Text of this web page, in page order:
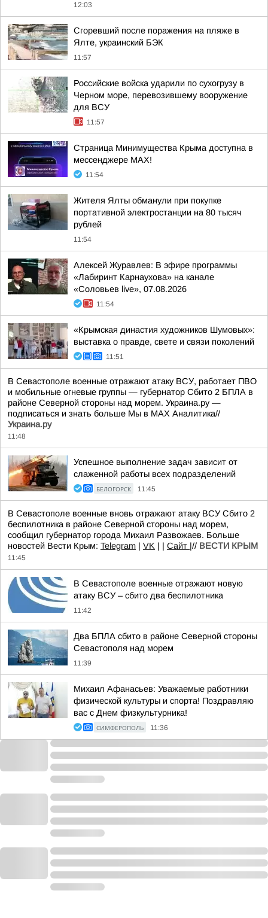
12:03
Сгоревший после поражения на пляже в
Ялте, украинский БЭК
11:57
Российские войска ударили по сухогрузу в
Черном море, перевозившему вооружение
для ВСУ
11:57
Страница Минимущества Крыма доступна в
мессенджере МАХ!
11:54
Жителя Ялты обманули при покупке
портативной электростанции на 80 тысяч
рублей
11:54
Алексей Журавлев: В эфире программы
«Лабиринт Карнаухова» на канале
«Соловьев live», 07.08.2026
11:54
«Крымская династия художников Шумовых»:
выставка о правде, свете и связи поколений
11:51
В Севастополе военные отражают атаку ВСУ, работает ПВО
и мобильные огневые группы — губернатор Сбито 2 БПЛА в
районе Северной стороны над морем. Украина.ру —
подписаться и знать больше Мы в MAX Аналитика//
Украина.ру
11:48
Успешное выполнение задач зависит от
слаженной работы всех подразделений
БЕЛОГОРСК 11:45
В Севастополе военные вновь отражают атаку ВСУ Сбито 2
беспилотника в районе Северной стороны над морем,
сообщил губернатор города Михаил Развожаев. Больше
новостей Вести Крым: Telegram | VK | | Сайт |// ВЕСТИ КРЫМ
11:45
В Севастополе военные отражают новую
атаку ВСУ – сбито два беспилотника
11:42
Два БПЛА сбито в районе Северной стороны
Севастополя над морем
11:39
Михаил Афанасьев: Уважаемые работники
физической культуры и спорта! Поздравляю
вас с Днем физкультурника!
СИМФЕРОПОЛЬ 11:36